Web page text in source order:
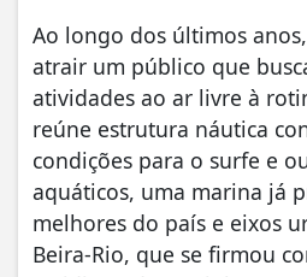
Ao longo dos últimos
atrair um público que
atividades ao ar livre à
reúne estrutura náutica
condições para o surfe e
aquáticos, uma marina já
melhores do país e eixos
Beira-Rio, que se firmou